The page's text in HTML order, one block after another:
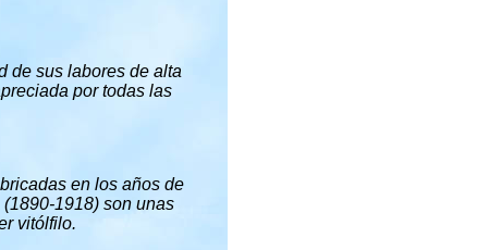
de sus labores de alta
por todas las
en los años de
1918) son unas
vitólfilo.